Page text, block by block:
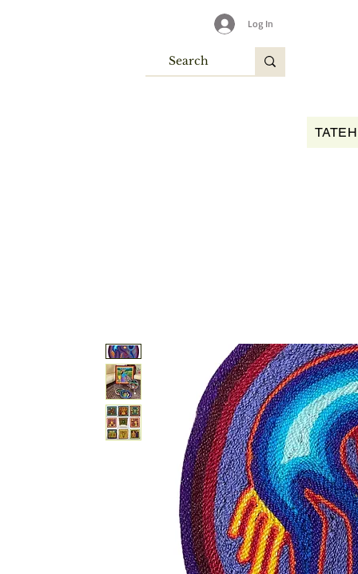
Log In